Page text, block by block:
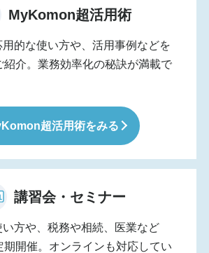
MyKomon超活用術
用的な使い方や、活用事例などを
紹介。業務効率化の秘訣が満載で
超活用術をみる
講習会・セミナー
い方や、税務や相続、医業など
期開催。オンラインも対応してい